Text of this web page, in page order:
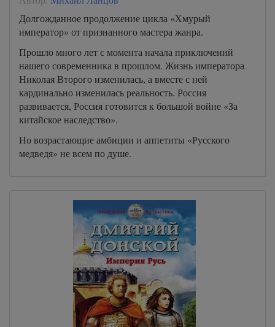
Долгожданное продолжение цикла «Хмурый
император» от признанного мастера жанра.
Прошло много лет с момента начала приключений
нашего современника в прошлом. Жизнь императора
Николая Второго изменилась, а вместе с ней
кардинально изменилась реальность. Россия
развивается, Россия готовится к большой войне «За
китайское наследство».
Но возрастающие амбиции и аппетиты «Русского
медведя» не всем по душе.